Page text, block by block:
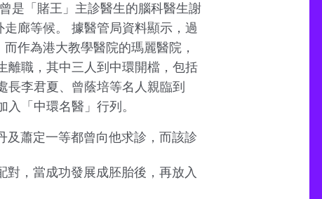
是「賭王」主診醫生的腦科醫生謝
廊等候。 據醫管局資料顯示，過
作為港大教學醫院的瑪麗醫院，
離職，其中三人到中環開檔，包括
李君夏、曾蔭培等名人親臨到
「中環名醫」行列。
及蕭定一等都曾向他求診，而該診
，當成功發展成胚胎後，再放入